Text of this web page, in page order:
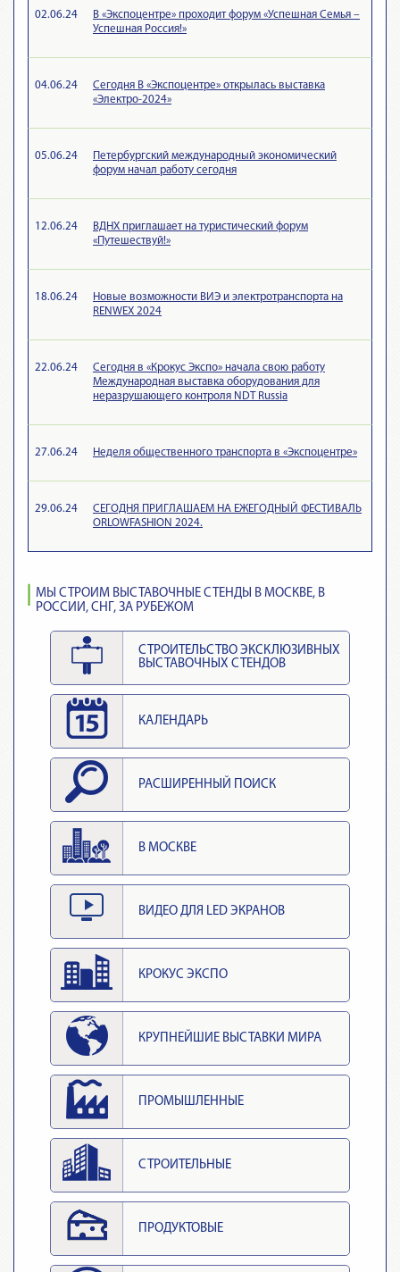
02.06.24
В «Экспоцентре» проходит форум «Успешная Семья –
Успешная Россия!»
04.06.24
Сегодня В «Экспоцентре» открылась выставка
«Электро-2024»
05.06.24
Петербургский международный экономический
форум начал работу сегодня
12.06.24
ВДНХ приглашает на туристический форум
«Путешествуй!»
18.06.24
Новые возможности ВИЭ и электротранспорта на
RENWEX 2024
22.06.24
Сегодня в «Крокус Экспо» начала свою работу
Международная выставка оборудования для
неразрушающего контроля NDT Russia
27.06.24 Неделя общественного транспорта в «Экспоцентре»
29.06.24
СЕГОДНЯ ПРИГЛАШАЕМ НА ЕЖЕГОДНЫЙ ФЕСТИВАЛЬ
ORLOWFASHION 2024.
МЫ СТРОИМ ВЫСТАВОЧНЫЕ СТЕНДЫ В МОСКВЕ, В
РОССИИ, СНГ, ЗА РУБЕЖОМ
СТРОИТЕЛЬСТВО ЭКСКЛЮЗИВНЫХ
ВЫСТАВОЧНЫХ СТЕНДОВ
КАЛЕНДАРЬ
РАСШИРЕННЫЙ ПОИСК
В МОСКВЕ
ВИДЕО ДЛЯ LED ЭКРАНОВ
КРОКУС ЭКСПО
КРУПНЕЙШИЕ ВЫСТАВКИ МИРА
ПРОМЫШЛЕННЫЕ
СТРОИТЕЛЬНЫЕ
ПРОДУКТОВЫЕ